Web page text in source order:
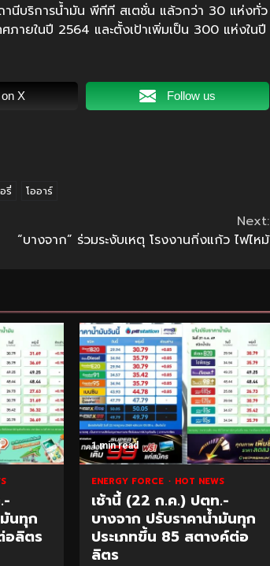
านีบริการน้ำมัน พีทีที สเตชั่น แล้วกว่า 30 แห่งทั่ว
ภายในปี 2564 และตั้งเป้าเพิ่มเป็น 300 แห่งในปี
X Follow us
รี่ โออาร์
Next:
“บางจาก” ร่วมระงับเหตุ โรงงานกิ่งแก้ว ไฟไหม้
นทุก
อลิตร
1 min read
ENERGY FORCE HOT NEWS
เช้านี้ (22 ก.ค.) ปตท.-
บางจาก ปรับราคาน้ำมันทุก
ประเภทขึ้น 85 สตางค์ต่อ
ลิตร